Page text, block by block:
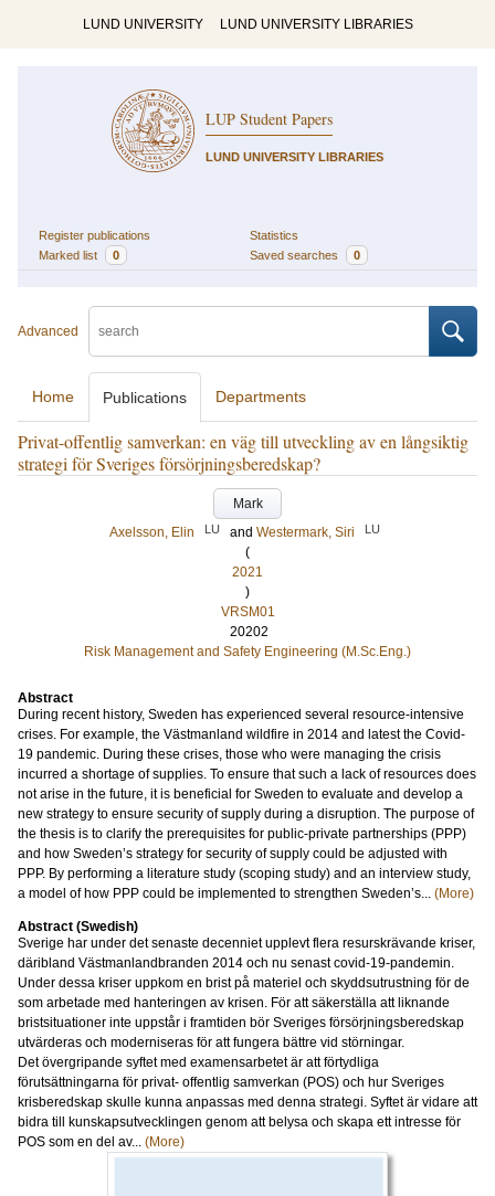
LUND UNIVERSITY LUND UNIVERSITY LIBRARIES
LUP Student Papers
LUND UNIVERSITY LIBRARIES
Register publications
Statistics
Marked list
0 Saved searches 0
Advanced
Home Publications Departments
Privat-offentlig samverkan: en väg till utveckling av en långsiktig
strategi för Sveriges försörjningsberedskap?
Mark
Axelsson, Elin
LU and Westermark, Siri LU
(
2021
)
VRSM01
20202
Risk Management and Safety Engineering (M.Sc.Eng.)
Abstract
During recent history, Sweden has experienced several resource-intensive
crises. For example, the Västmanland wildfire in 2014 and latest the Covid-
19 pandemic. During these crises, those who were managing the crisis
incurred a shortage of supplies. To ensure that such a lack of resources does
not arise in the future, it is beneficial for Sweden to evaluate and develop a
new strategy to ensure security of supply during a disruption. The purpose of
the thesis is to clarify the prerequisites for public-private partnerships (PPP)
and how Sweden’s strategy for security of supply could be adjusted with
PPP. By performing a literature study (scoping study) and an interview study,
a model of how PPP could be implemented to strengthen Sweden’s... (More)
Abstract (Swedish)
Sverige har under det senaste decenniet upplevt flera resurskrävande kriser,
däribland Västmanlandbranden 2014 och nu senast covid-19-pandemin.
Under dessa kriser uppkom en brist på materiel och skyddsutrustning för de
som arbetade med hanteringen av krisen. För att säkerställa att liknande
bristsituationer inte uppstår i framtiden bör Sveriges försörjningsberedskap
utvärderas och moderniseras för att fungera bättre vid störningar.
Det övergripande syftet med examensarbetet är att förtydliga
förutsättningarna för privat- offentlig samverkan (POS) och hur Sveriges
krisberedskap skulle kunna anpassas med denna strategi. Syftet är vidare att
bidra till kunskapsutvecklingen genom att belysa och skapa ett intresse för
POS som en del av... (More)